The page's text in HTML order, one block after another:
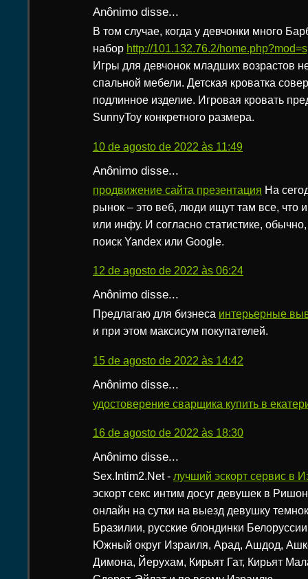
Anônimo disse...
В том случае, когда у девчонки много
набор http://101.132.76.2/
Игры для девчонок младших возрастов
спальной мебели. Детская кроватка
подлинное изделие. Игровая кровать
SunnyToy конкретного размера.
10 de agosto de 2022 às 11:49
Anônimo disse...
продвижение сайта презентация На
рынок – это веб, люди ищут там все, что
или инфу. И согласно статистике,
поиск Yandex или Google.
12 de agosto de 2022 às 06:24
Anônimo disse...
Предлагаю для бизнеса интерьерные
и при этом максисум покупателей.
15 de agosto de 2022 às 14:42
Anônimo disse...
удостоверение сварщика купить в
16 de agosto de 2022 às 18:30
Anônimo disse...
Sex.Intim2.Net - лучший эскорт сервис в
эскорт секс интим досуг девушек в
онлайн на сутки на выезд девушку
Бразилии, русские блондинки
Южный округ Израиля, Арад, Ашдод,
Димона, Йерухам, Кирьят Гат, Кирьят